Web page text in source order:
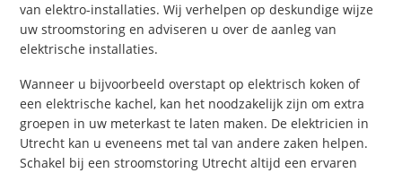
van elektro-installaties. Wij verhelpen op deskundige wijze
uw stroomstoring en adviseren u over de aanleg van
elektrische installaties.
Wanneer u bijvoorbeeld overstapt op elektrisch koken of
een elektrische kachel, kan het noodzakelijk zijn om extra
groepen in uw meterkast te laten maken. De elektricien in
Utrecht kan u eveneens met tal van andere zaken helpen.
Schakel bij een stroomstoring Utrecht altijd een ervaren